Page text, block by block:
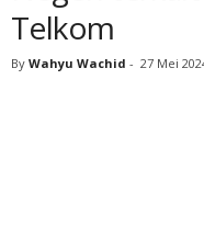
Telkom
By Wahyu Wachid - 27 Mei